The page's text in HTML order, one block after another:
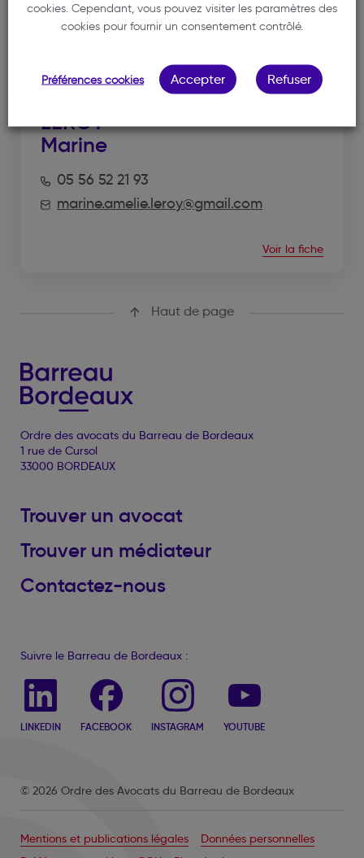
NOTRE MEMBRE
LEROY
Marine
05 56 52 21 93
marine.amelie.leroy@gmail.com
Voir la fiche
Haut de page
Ordre des avocats du Barreau de Bordeaux
1 rue de Cursol
33000 BORDEAUX
Trouver un avocat
Trouver un médiateur
Contactez-nous
Suivre le Barreau de Bordeaux :
LINKEDIN FACEBOOK INSTAGRAM YOUTUBE
© 2026 Ordre des Avocats du Barreau de Bordeaux
Mentions et publications légales
Données personnelles
cookies. Cependant, vous pouvez visiter les paramètres des
cookies pour fournir un consentement contrôlé.
Préférences cookies Accepter Refuser